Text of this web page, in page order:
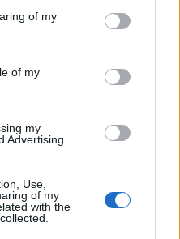
of my
of my
my
Advertising.
Use,
of my
with the
és az örökölt árnyak